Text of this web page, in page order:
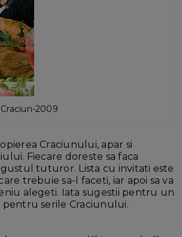
2009
Craciunului, apar si
Fiecare doreste sa faca
tuturor. Lista cu invitati este
trebuie sa-l faceti, iar apoi sa va
alegeti. Iata sugestii pentru un
pentru serile Craciunului.